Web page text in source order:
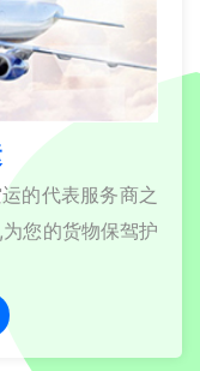
的代表服务商之
您的货物保驾护